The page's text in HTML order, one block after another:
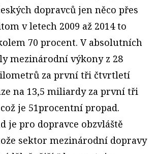
dopravců jen něco přes
v letech 2009 až 2014 to
70 procent. V absolutních
mezinárodní výkony z 28
za první tři čtvrtletí
na 13,5 miliardy za první tři
je 51procentní propad.
je pro dopravce obzvláště
sektor mezinárodní dopravy